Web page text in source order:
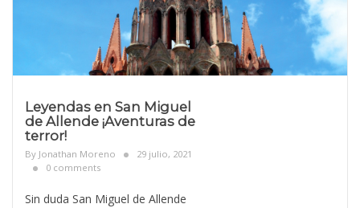
Leyendas en San Miguel
de Allende ¡Aventuras de
terror!
By Jonathan Moreno
29 julio, 2021
0 comments
Sin duda San Miguel de Allende